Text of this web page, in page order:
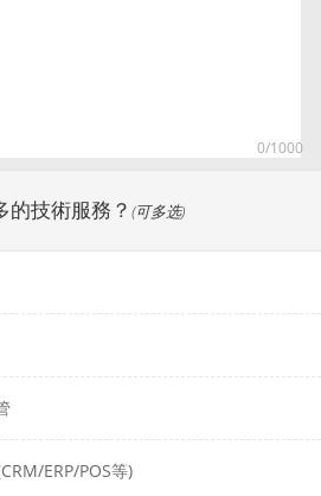
0/1000
的技術服務？ (可多选)
ERP/POS等)